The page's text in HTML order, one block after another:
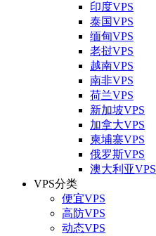
印度VPS
泰国VPS
缅甸VPS
老挝VPS
越南VPS
南非VPS
荷兰VPS
新加坡VPS
加拿大VPS
柬埔寨VPS
俄罗斯VPS
澳大利亚VPS
VPS分类
便宜VPS
高防VPS
动态VPS